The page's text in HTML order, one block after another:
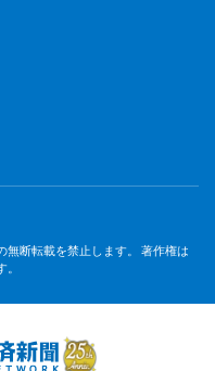
断転載を禁止します。 著作権は